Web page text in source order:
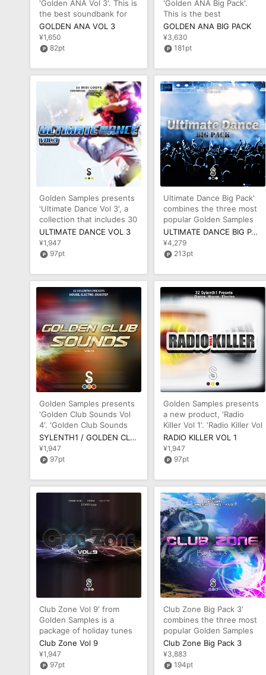
'Golden ANA Vol 3'. This is
the best soundbank for
the very popular ANA Synt
GOLDEN ANA VOL 3
¥1,650
82pt
'Golden ANA Big Pack'.
This is the best
soundbank for the very
popular ANA S
GOLDEN ANA BIG PACK
¥3,630
181pt
Golden Samples presents
'Ultimate Dance Vol 3', a
collection that includes 30
holiday tunes in MIDI
ULTIMATE DANCE VOL 3
¥1,947
97pt
Ultimate Dance Big Pack'
combines the three most
popular Golden Samples
House MIDI packs. You'll
get
ULTIMATE DANCE BIG PACK
¥4,279
213pt
Golden Samples presents
'Golden Club Sounds Vol
4'. 'Golden Club Sounds
Vol 4' includes 32
fantastic
SYLENTH1 / GOLDEN CLUB SOUNDS VOL 4
¥1,947
97pt
Golden Samples presents
a new product, 'Radio
Killer Vol 1'. 'Radio Killer Vol
1' includes 32 fantas
RADIO KILLER VOL 1
¥1,947
97pt
Club Zone Vol 9' from
Golden Samples is a
package of holiday tunes
in MIDI format, perfect for
produ
Club Zone Vol 9
¥1,947
97pt
Club Zone Big Pack 3'
combines the three most
popular Golden Samples
House MIDI packs. You'll
get 90
Club Zone Big Pack 3
¥3,883
194pt